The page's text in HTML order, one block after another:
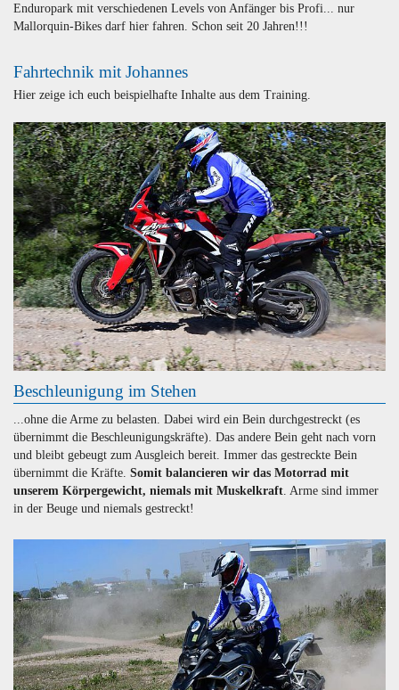
Enduropark mit verschiedenen Levels von Anfänger bis Profi... nur
Mallorquin-Bikes darf hier fahren. Schon seit 20 Jahren!!!
Fahrtechnik mit Johannes
Hier zeige ich euch beispielhafte Inhalte aus dem Training.
Beschleunigung im Stehen
...ohne die Arme zu belasten. Dabei wird ein Bein durchgestreckt (es
übernimmt die Beschleunigungskräfte). Das andere Bein geht nach vorn
und bleibt gebeugt zum Ausgleich bereit. Immer das gestreckte Bein
übernimmt die Kräfte. Somit balancieren wir das Motorrad mit
unserem Körpergewicht, niemals mit Muskelkraft. Arme sind immer
in der Beuge und niemals gestreckt!